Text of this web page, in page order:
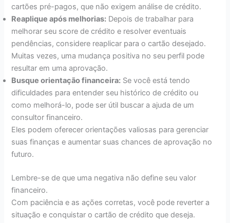
cartões pré-pagos, que não exigem análise de crédito.
Reaplique após melhorias: Depois de trabalhar para
melhorar seu score de crédito e resolver eventuais
pendências, considere reaplicar para o cartão desejado.
Muitas vezes, uma mudança positiva no seu perfil pode
resultar em uma aprovação.
Busque orientação financeira: Se você está tendo
dificuldades para entender seu histórico de crédito ou
como melhorá-lo, pode ser útil buscar a ajuda de um
consultor financeiro.
Eles podem oferecer orientações valiosas para gerenciar
suas finanças e aumentar suas chances de aprovação no
futuro.
Lembre-se de que uma negativa não define seu valor
financeiro.
Com paciência e as ações corretas, você pode reverter a
situação e conquistar o cartão de crédito que deseja.